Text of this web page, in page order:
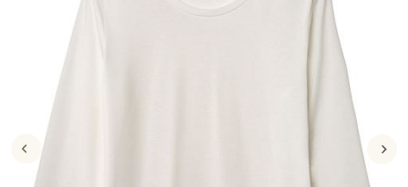
ジュニア・ティーンズ下着
メンズ下着
キッチン・雑貨・日用品
寝具・インテリア・家具通販すべて
家具・収納
寝具・ベッド
カーテン・ラグ・ファブリック
美容・健康
美容・健康通販すべて
美容・健康・サプリメント
制服・スクール
制服・スクールすべて
制服・学生服
大きいサイズ
大きいサイズ通販すべて
バーゲン
キッチン・雑貨・日用品
家具・収納
寝具・ベッド
カーテン・ラグ・ファブリック
美容・健康通販すべて
美容・健康・サプリメント
制服・スクール
制服・スクールすべて
制服・学生服
ジュニア・ティーンズ下着
大きいサイズ
大きいサイズ通販すべて
大きいサイズ レディース服
バーゲン
バーゲンセール
詳細検索